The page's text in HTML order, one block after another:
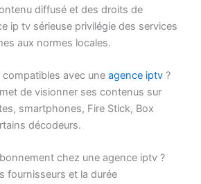
diffusé et des droits de
ip tv sérieuse privilégie des services
aux normes locales.
avec une agence iptv ?
de visionner ses contenus sur
smartphones, Fire Stick, Box
décodeurs.
chez une agence iptv ?
fournisseurs et la durée